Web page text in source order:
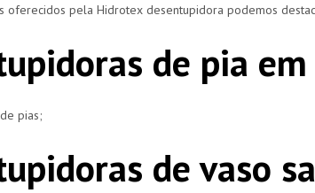
oferecidos pela Hidrotex desentupidora podemos
de pia
pias;
de vaso